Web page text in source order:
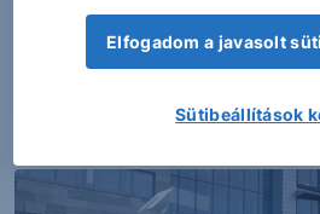
okozta ellenszelet
Elfogadom a javasolt
Sütibeállítások